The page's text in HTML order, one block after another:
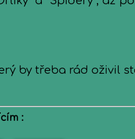
by třeba rád oživil
: